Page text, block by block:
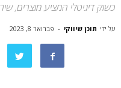
כשוק דיגיטלי המציע מוצרים,
על ידי תוכן שיווקי - פברואר 8, 2023